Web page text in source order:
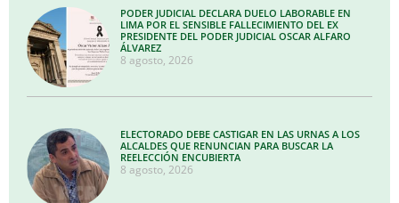
PODER JUDICIAL DECLARA DUELO LABORABLE EN
LIMA POR EL SENSIBLE FALLECIMIENTO DEL EX
PRESIDENTE DEL PODER JUDICIAL OSCAR ALFARO
ÁLVAREZ
8 agosto, 2026
ELECTORADO DEBE CASTIGAR EN LAS URNAS A LOS
ALCALDES QUE RENUNCIAN PARA BUSCAR LA
REELECCIÓN ENCUBIERTA
8 agosto, 2026